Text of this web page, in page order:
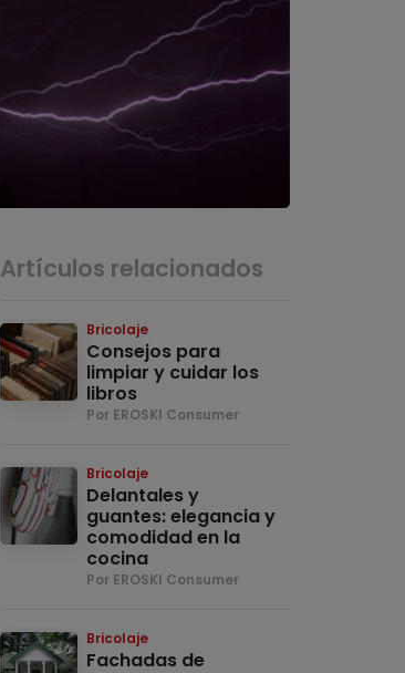
Artículos relacionados
Bricolaje
Consejos para
limpiar y cuidar los
libros
Por EROSKI Consumer
Bricolaje
Delantales y
guantes: elegancia y
comodidad en la
cocina
Por EROSKI Consumer
Bricolaje
Fachadas de